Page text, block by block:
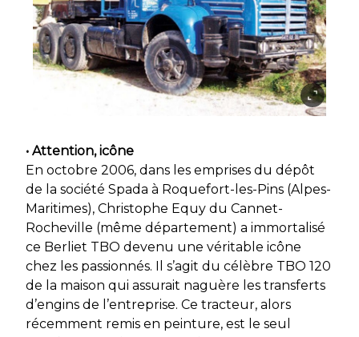
• Attention, icône
En octobre 2006, dans les emprises du dépôt
de la société Spada à Roquefort-les-Pins (Alpes-
Maritimes), Christophe Equy du Cannet-
Rocheville (même département) a immortalisé
ce Berliet TBO devenu une véritable icône
chez les passionnés. Il s’agit du célèbre TBO 120
de la maison qui assurait naguère les transferts
d’engins de l’entreprise. Ce tracteur, alors
récemment remis en peinture, est le seul